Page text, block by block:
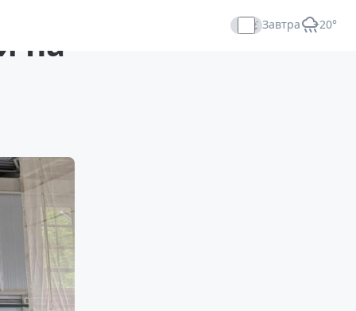
Завтра +20°
на